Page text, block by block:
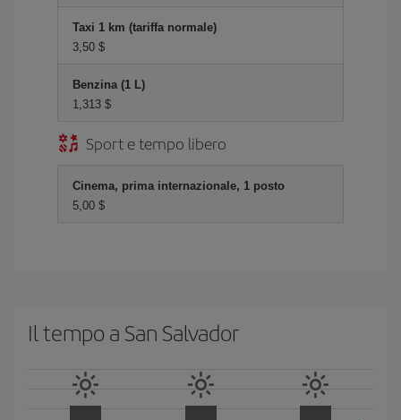
Taxi 1 km (tariffa normale)
3,50 $
Benzina (1 L)
1,313 $
Sport e tempo libero
Cinema, prima internazionale, 1 posto
5,00 $
Il tempo a San Salvador